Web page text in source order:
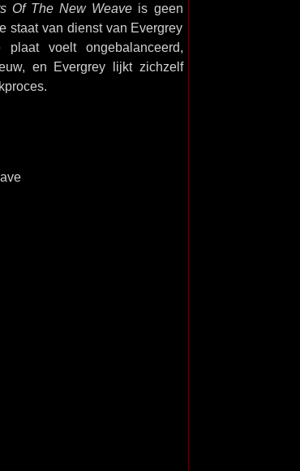
Of The New Weave is geen
staat van dienst van Evergrey
voelt ongebalanceerd,
en Evergrey lijkt zichzelf